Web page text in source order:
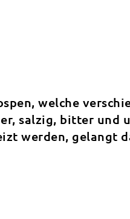
welche
salzig, bitter und
werden, gelangt